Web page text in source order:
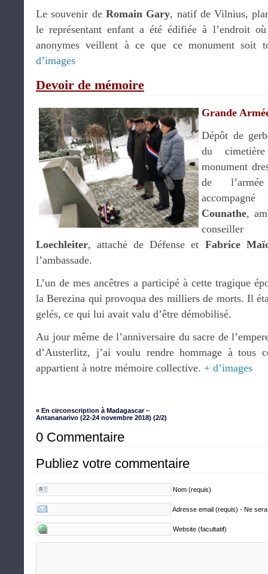
Le souvenir de Romain Gary, natif de Vilnius,
le représentant enfant a été édifiée à l’endroit
anonymes veillent à ce que ce monument soit
d’images
Devoir de mémoire
Grande
Dépôt de
du
monument
de l’armée
Counathe,
Loechleiter, attachė de Défense et Fabrice
l’ambassade.
L’un de mes ancêtres a participé à cette tragique
la Berezina qui provoqua des milliers de morts. Il
gelés, ce qui lui avait valu d’être démobilisé.
Au jour même de l’anniversaire du sacre de
d’Austerlitz, j’ai voulu rendre hommage à tous
appartient à notre mémoire collective. + d’images
« En circonscription à Madagascar –
Antananarivo (22-24 novembre 2018) (2/2)
0 Commentaire
Publiez votre commentaire
Nom (requis)
Adresse email (requis) - Ne
Website (facultatif)